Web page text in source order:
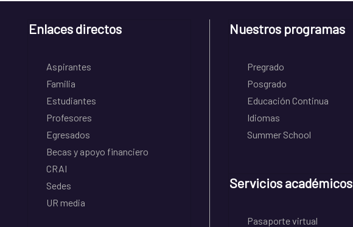
Enlaces directos
Aspirantes
Familia
Estudiantes
Profesores
Egresados
Becas y apoyo financiero
CRAI
Sedes
UR media
Nuestros programas
Pregrado
Posgrado
Educación Continua
Idiomas
Summer School
Servicios académicos
Pasaporte virtual